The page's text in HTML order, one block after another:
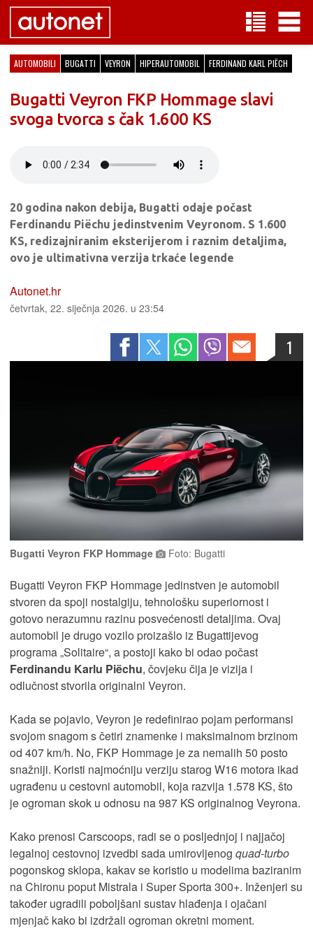
AUTOMOBILI BUGATTI VEYRON HIPERAUTOMOBIL FERDINAND KARL PIËCH
Bugatti Veyron FKP Hommage slavi
svoga tvorca s čak 1.600 KS
20 godina nakon debija, Bugatti odaje počast
Ferdinandu Piëchu jedinstvenim Veyronom. S 1.600
KS, redizajniranim eksterijerom i raznim detaljima,
ovo je ultimativna verzija trkaće legende
Autonet.hr
četvrtak, 22. siječnja 2026. u 23:54
1
Bugatti Veyron FKP Hommage Foto: Bugatti
Bugatti Veyron FKP Hommage jedinstven je automobil
stvoren da spoji nostalgiju, tehnološku superiornost i
gotovo nerazumnu razinu posvećenosti detaljima. Ovaj
automobil je drugo vozilo proizašlo iz Bugattijevog
programa „Solitaire“, a postoji kako bi odao počast
Ferdinandu Karlu Piëchu, čovjeku čija je vizija i
odlučnost stvorila originalni Veyron.
Kada se pojavio, Veyron je redefinirao pojam performansi
svojom snagom s četiri znamenke i maksimalnom brzinom
od 407 km/h. No, FKP Hommage je za nemalih 50 posto
snažniji. Koristi najmoćniju verziju starog W16 motora ikad
ugrađenu u cestovni automobil, koja razvija 1.578 KS, što
je ogroman skok u odnosu na 987 KS originalnog Veyrona.
Kako prenosi Carscoops, radi se o posljednjoj i najjačoj
legalnoj cestovnoj izvedbi sada umirovljenog quad-turbo
pogonskog sklopa, kakav se koristio u modelima baziranim
na Chironu poput Mistrala i Super Sporta 300+. Inženjeri su
također ugradili poboljšani sustav hlađenja i ojačani
mjenjač kako bi izdržali ogroman okretni moment.